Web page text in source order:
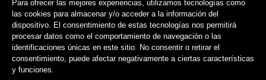
Para ofrecer las mejores experiencias, utilizamos tecnologías como
las cookies para almacenar y/o acceder a la información del
dispositivo. El consentimiento de estas tecnologías nos permitirá
procesar datos como el comportamiento de navegación o las
identificaciones únicas en este sitio. No consentir o retirar el
consentimiento, puede afectar negativamente a ciertas características
y funciones.